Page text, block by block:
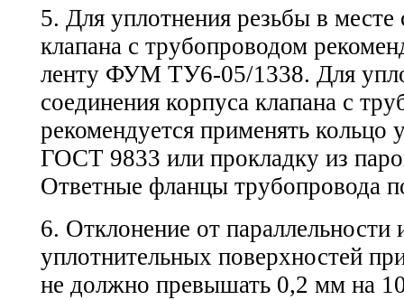
5. Для уплотнения резьбы в месте
клапана с трубопроводом
ленту ФУМ ТУ6-05/1338. Для
соединения корпуса клапана с
рекомендуется применять кольцо
ГОСТ 9833 или прокладку из
Ответные фланцы трубопровода
6. Отклонение от параллельности
уплотнительных поверхностей
не должно превышать 0,2 мм на